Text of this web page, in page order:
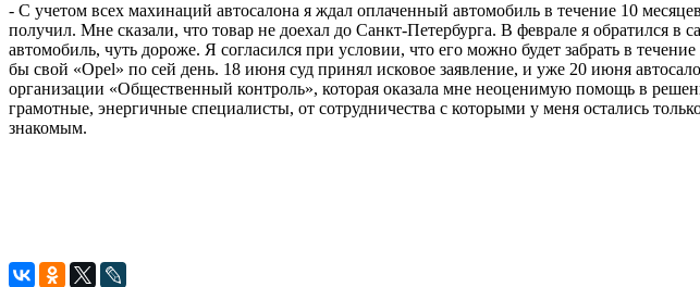
- С учетом всех махинаций автосалона я ждал оплаченный автомобиль в течение 10
получил. Мне сказали, что товар не доехал до Санкт-Петербурга. В феврале я обратился
автомобиль, чуть дороже. Я согласился при условии, что его можно будет забрать в
бы свой «Opel» по сей день. 18 июня суд принял исковое заявление, и уже 20 июня
организации «Общественный контроль», которая оказала мне неоценимую помощь в
грамотные, энергичные специалисты, от сотрудничества с которыми у меня остались
знакомым.